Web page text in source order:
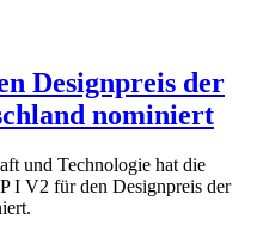
Designpreis der
nominiert
und Technologie hat die
I V2 für den Designpreis der